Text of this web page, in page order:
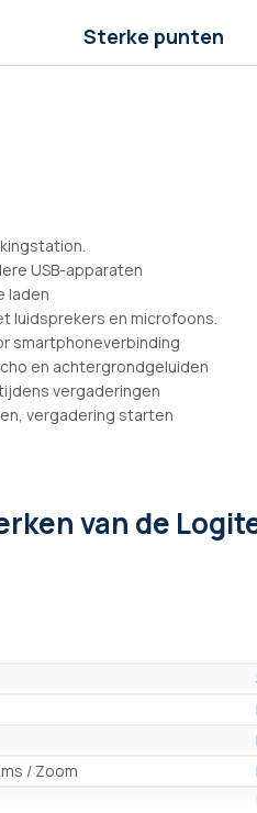
Sterke punten
USB-apparaten
laden
luidsprekers en microfoons.
smartphoneverbinding
en achtergrondgeluiden
vergaderingen
vergadering starten
van de
/ Zoom